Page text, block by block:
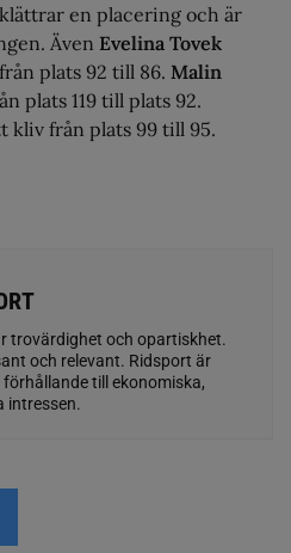
klättrar en placering och är
Även Evelina Tovek
plats 92 till 86. Malin
plats 119 till plats 92.
kliv från plats 99 till 95.
trovärdighet och opartiskhet.
och relevant. Ridsport är
till ekonomiska,
intressen.